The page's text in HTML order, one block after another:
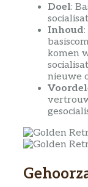
Doel:
Inhoud
komen
nieuwe